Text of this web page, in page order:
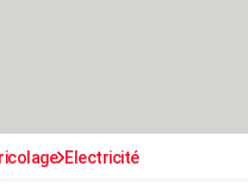
Electricité